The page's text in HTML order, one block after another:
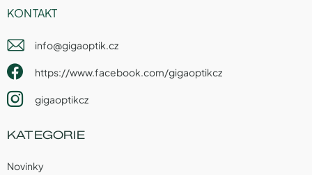
KONTAKT
info@gigaoptik.cz
https://www.facebook.com/gigaoptikcz
gigaoptikcz
KATEGORIE
Novinky